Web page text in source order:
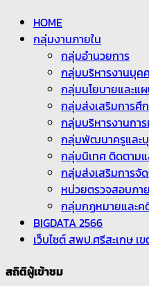
HOME
กลุ่มงานภายใน
กลุ่มอำนวยการ
กลุ่มบริหารงานบุค
กลุ่มนโยบายและแ
กลุ่มส่งเสริมการศึ
กลุ่มบริหารงานกา
กลุ่มพัฒนาครูและ
กลุ่มนิเทศ ติดตามแ
กลุ่มส่งเสริมการจั
หน่วยตรวจสอบภา
กลุ่มกฏหมายและค
BIGDATA 2566
เว็บไซต์ สพป.ศรีสะเกษ เ
สถิติผู้เข้าชม